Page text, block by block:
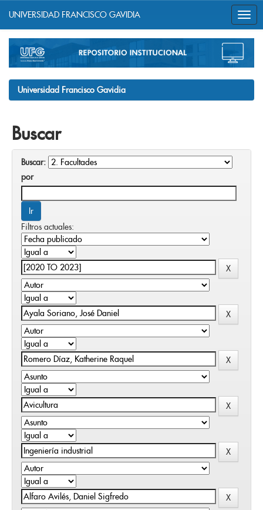
navigation
UNIVERSIDAD FRANCISCO GAVIDIA
Universidad Francisco Gavidia
Buscar
Buscar:
por
Filtros actuales: